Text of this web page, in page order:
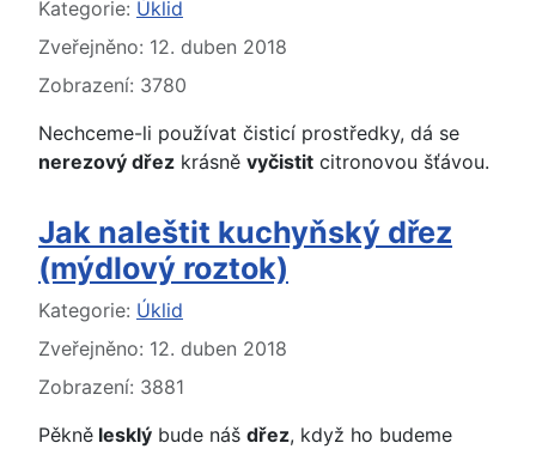
Základní údaje
Kategorie: Úklid
Zveřejněno: 12. duben 2018
Zobrazení: 3780
Nechceme-li používat čisticí prostředky, dá se
nerezový dřez krásně vyčistit citronovou šťávou.
Jak naleštit kuchyňský dřez
(mýdlový roztok)
Základní údaje
Kategorie: Úklid
Zveřejněno: 12. duben 2018
Zobrazení: 3881
Pěkně lesklý bude náš dřez, když ho budeme